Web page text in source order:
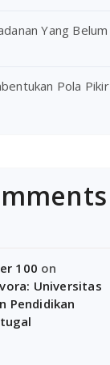
Yang Belum
Pola Pikir
100 on
Universitas
Pendidikan